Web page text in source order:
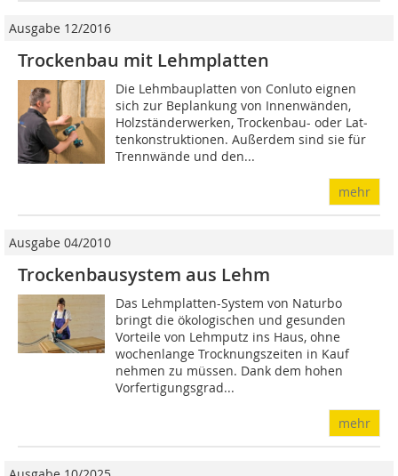
Ausgabe 12/2016
Trockenbau mit Lehmplatten
Die Lehmbauplatten von Conluto eignen
sich zur Beplankung von Innenwänden,
Holzständerwerken, Trockenbau- oder Lat­
ten­konstruktionen. Außerdem sind sie für
Trennwände und den...
mehr
Ausgabe 04/2010
Trockenbausystem aus Lehm
Das Lehmplatten-System von Naturbo
bringt die ökologischen und gesunden
Vorteile von Lehmputz ins Haus, ohne
wochenlange Trocknungszeiten in Kauf
nehmen zu müssen. Dank dem hohen
Vorfertigungsgrad...
mehr